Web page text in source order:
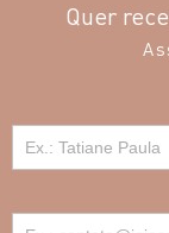
Quer